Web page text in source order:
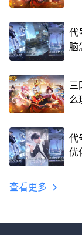
代
脑
三
么
代
优
查看更多